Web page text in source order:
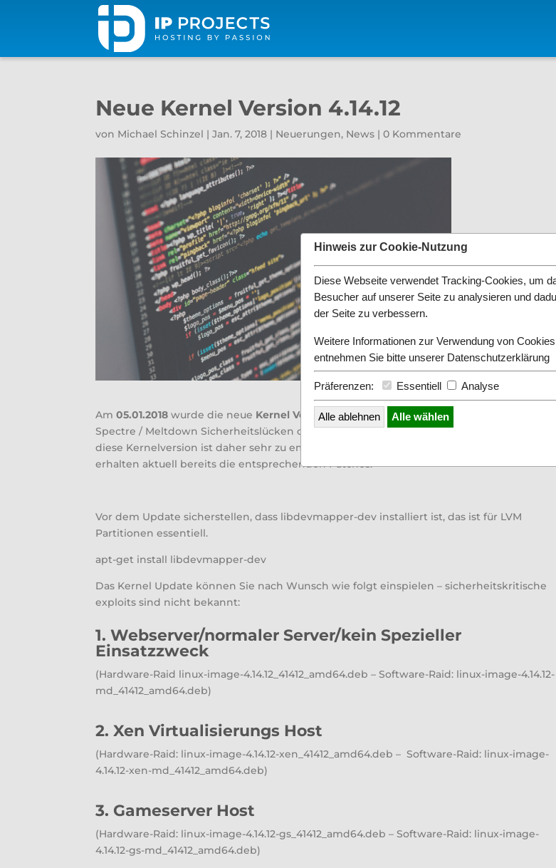
Neue Kernel Version 4.14.12
von Michael Schinzel |Jan. 7, 2018 | Neuerungen, News |0 Kommentare
Am05.01.2018 wurde die neue Kernel Version 4.14.12als einer der Ersten Fixes der
Spectre / Meltdown Sicherheitslücken durch kerne.org released. Eine Aktualisierung auf
diese Kernelversion ist daher sehr zu empfehlen. Unsere Webserver und vServer Hosts
erhalten aktuell bereits die entsprechenden Patches.
Vor dem Update sicherstellen, dass libdevmapper-dev installiert ist, das ist für LVM
Partitionen essentiell.
apt-get install libdevmapper-dev
Das Kernel Update können Sie nach Wunsch wie folgt einspielen – sicherheitskritische
exploits sind nicht bekannt:
1. Webserver/normaler Server/kein Spezieller
Einsatzzweck
(Hardware-Raid linux-image-4.14.12_41412_amd64.deb – Software-Raid: linux-image-4.14.12-
md_41412_amd64.deb)
2. Xen Virtualisierungs Host
(Hardware-Raid: linux-image-4.14.12-xen_41412_amd64.deb – Software-Raid: linux-image-
4.14.12-xen-md_41412_amd64.deb)
3. Gameserver Host
(Hardware-Raid: linux-image-4.14.12-gs_41412_amd64.deb – Software-Raid: linux-image-
4.14.12-gs-md_41412_amd64.deb)
Hinweis zur Cookie-Nutzung
Diese Webseite verwendet Tracking-Cookies, um
Besucher auf unserer Seite zu analysieren und
der Seite zu verbessern.
Weitere Informationen zur Verwendung von
entnehmen Sie bitte unserer Datenschutzerklärung
Präferenzen: Essentiell Analyse
Alle ablehnen Alle wählen